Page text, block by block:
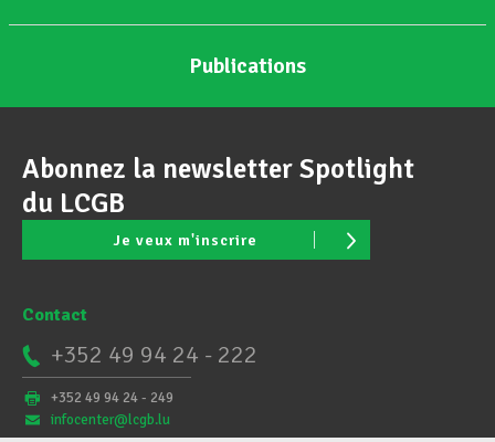
Publications
Abonnez la newsletter Spotlight
du LCGB
Je veux m'inscrire
Contact
+352 49 94 24 - 222
+352 49 94 24 - 249
infocenter@lcgb.lu